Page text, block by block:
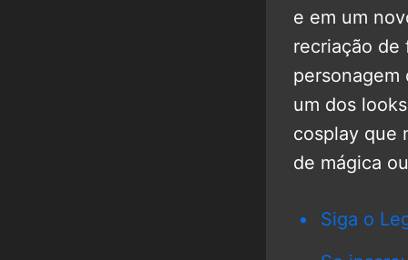
e em um
recriação de
um dos
cosplay que
de mágica
Siga o